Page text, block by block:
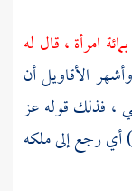
امرأة ، قال له
الأقاويل أن
، فذلك قوله عز
) أي رجع إلى ملكه